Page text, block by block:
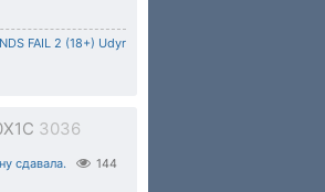
FAIL 2 (18+) Udyr
3036
сдавала. 144